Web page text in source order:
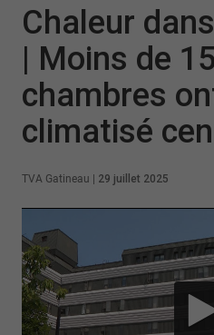
Chaleur
| Moins de
chambres
climatisé
TVA Gatineau 29 juillet 2025